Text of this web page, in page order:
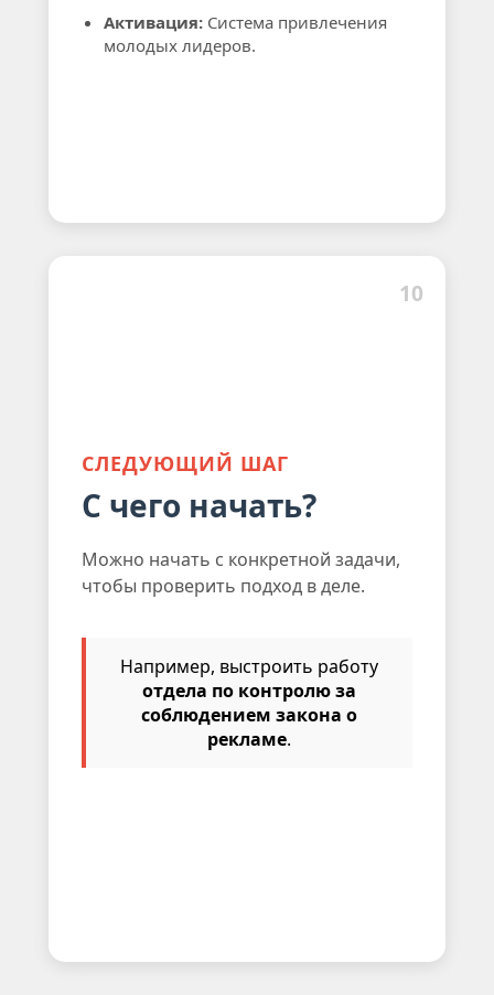
Активация: Система привлечения
молодых лидеров.
10
СЛЕДУЮЩИЙ ШАГ
С чего начать?
Можно начать с конкретной задачи,
чтобы проверить подход в деле.
Например, выстроить работу
отдела по контролю за
соблюдением закона о
рекламе.